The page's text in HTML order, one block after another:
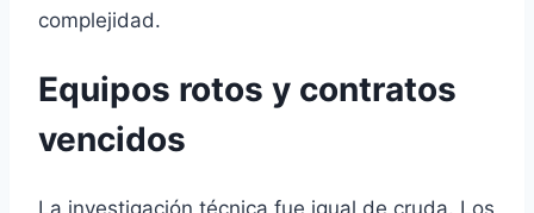
complejidad.
Equipos rotos y contratos
vencidos
La investigación técnica fue igual de cruda. Los